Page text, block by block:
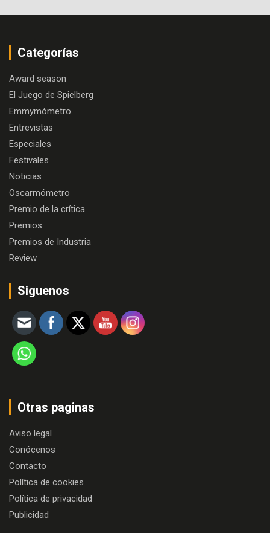
Categorías
Award season
El Juego de Spielberg
Emmymómetro
Entrevistas
Especiales
Festivales
Noticias
Oscarmómetro
Premio de la crítica
Premios
Premios de Industria
Review
Siguenos
Otras paginas
Aviso legal
Conócenos
Contacto
Política de cookies
Política de privacidad
Publicidad